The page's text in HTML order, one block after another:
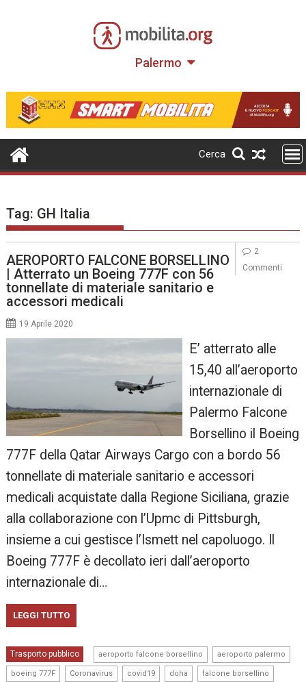
Palermo
Cerca
Tag: GH Italia
AEROPORTO FALCONE BORSELLINO
| Atterrato un Boeing 777F con 56
tonnellate di materiale sanitario e
accessori medicali
19 Aprile 2020
E’ atterrato alle
15,40 all’aeroporto
internazionale di
Palermo Falcone
Borsellino il Boeing
777F della Qatar Airways Cargo con a bordo 56
tonnellate di materiale sanitario e accessori
medicali acquistate dalla Regione Siciliana, grazie
alla collaborazione con l’Upmc di Pittsburgh,
insieme a cui gestisce l’Ismett nel capoluogo. Il
Boeing 777F è decollato ieri dall’aeroporto
internazionale di…
LEGGI TUTTO
Trasporto pubblico aeroporto falcone borsellino aeroporto palermo
boeing 777F Coronavirus covid19 doha falcone borsellino
2
Commenti